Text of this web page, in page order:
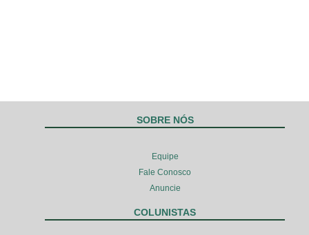
SOBRE NÓS
Equipe
Fale Conosco
Anuncie
COLUNISTAS